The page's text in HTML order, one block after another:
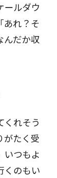
ールダウ
あれ？そ
んだか収
くれそう
がたく受
いつもよ
くのもい